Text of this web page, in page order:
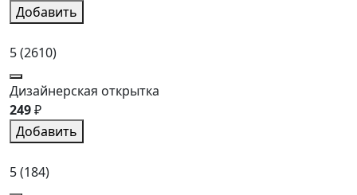
Добавить
5(2610)
Дизайнерская открытка
249₽
Добавить
5(184)